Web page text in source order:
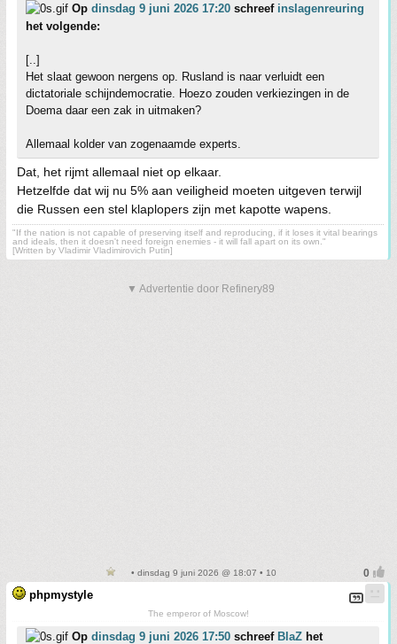
Op dinsdag 9 juni 2026 17:20 schreef inslagenreuring
het volgende:
[..]
Het slaat gewoon nergens op. Rusland is naar verluidt een
dictatoriale schijndemocratie. Hoezo zouden verkiezingen in de
Doema daar een zak in uitmaken?
Allemaal kolder van zogenaamde experts.
Dat, het rijmt allemaal niet op elkaar.
Hetzelfde dat wij nu 5% aan veiligheid moeten uitgeven terwijl
die Russen een stel klaplopers zijn met kapotte wapens.
"If the nation is not capable of preserving itself and reproducing, if it loses it vital bearings
and ideals, then it doesn't need foreign enemies - it will fall apart on its own."
[Written by Vladimir Vladimirovich Putin]
▼ Advertentie door Refinery89
• dinsdag 9 juni 2026 @ 18:07 • 10
phpmystyle
The emperor of Moscow!
Op dinsdag 9 juni 2026 17:50 schreef BlaZ het